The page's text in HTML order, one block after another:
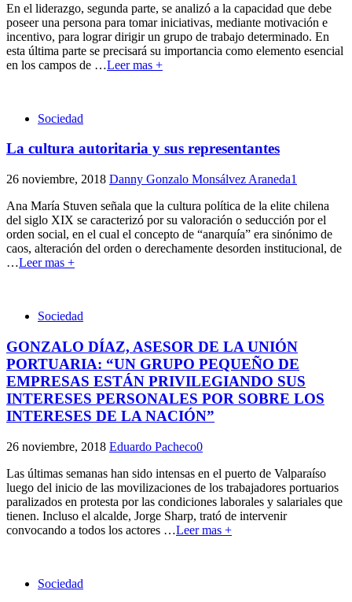
En el liderazgo, segunda parte, se analizó a la capacidad que debe
poseer una persona para tomar iniciativas, mediante motivación e
incentivo, para lograr dirigir un grupo de trabajo determinado. En
esta última parte se precisará su importancia como elemento esencial
en los campos de …Leer mas +
Sociedad
La cultura autoritaria y sus representantes
26 noviembre, 2018 Danny Gonzalo Monsálvez Araneda1
Ana María Stuven señala que la cultura política de la elite chilena
del siglo XIX se caracterizó por su valoración o seducción por el
orden social, en el cual el concepto de “anarquía” era sinónimo de
caos, alteración del orden o derechamente desorden institucional, de
…Leer mas +
Sociedad
GONZALO DÍAZ, ASESOR DE LA UNIÓN
PORTUARIA: “UN GRUPO PEQUEÑO DE
EMPRESAS ESTÁN PRIVILEGIANDO SUS
INTERESES PERSONALES POR SOBRE LOS
INTERESES DE LA NACIÓN”
26 noviembre, 2018 Eduardo Pacheco0
Las últimas semanas han sido intensas en el puerto de Valparaíso
luego del inicio de las movilizaciones de los trabajadores portuarios
paralizados en protesta por las condiciones laborales y salariales que
tienen. Incluso el alcalde, Jorge Sharp, trató de intervenir
convocando a todos los actores …Leer mas +
Sociedad